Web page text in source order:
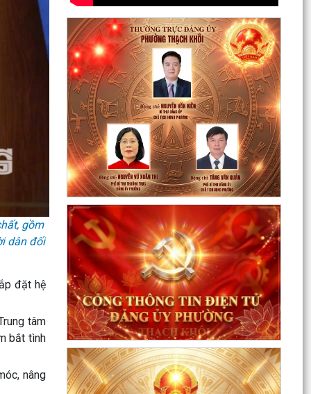
gồm
dân đối
đặt hệ
tâm
bắt tình
nâng
Nâng cao kỹ năng sử dụng Internet, mạng xã
hội an toàn cho trẻ em, học sinh trên địa bàn
thành phố
Hội nghị Ban Thường vụ Đảng ủy phường lần
thứ 35
Sôi nổi ngày hội hiến máu "Thạch Khôi - ngàn
trái tim hồng" năm 2026
Kế hoạch Giám sát và xử lý dịch, ổ dịch trên địa
bàn phường Thạch Khôi
Quyết định Về việc Ban hành Quy chế quản lý và
sử dụng nguồn công đức tại các di tích trên địa...
Quyết định Về việc ban hành Quy chế hoạt động
của Ban Quản lý di tích Phường Thạch Khôi,
thành phố...
UBND phường tổ chức phiên họp tháng 8/2026
(lần 1).
Kế hoạch tổ chức Hội nghị tuyên truyền, phổ
biến triển khai Luật sửa đổi, bổ sung một số điều
của...